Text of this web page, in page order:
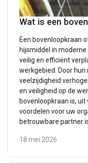
Wat is een
Een bovenloopkraan
hijsmiddel in
veilig en efficiënt
werkgebied. Door
veelzijdigheid
en veiligheid op de
bovenloopkraan is,
voordelen voor uw
betrouwbare partner
18 mei 2026